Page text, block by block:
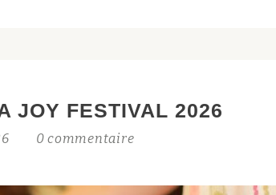
JOY FESTIVAL 2026
0 commentaire